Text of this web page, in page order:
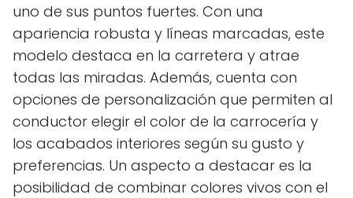
uno de sus puntos fuertes. Con una
apariencia robusta y líneas marcadas, este
modelo destaca en la carretera y atrae
todas las miradas. Además, cuenta con
opciones de personalización que permiten al
conductor elegir el color de la carrocería y
los acabados interiores según su gusto y
preferencias. Un aspecto a destacar es la
posibilidad de combinar colores vivos con el